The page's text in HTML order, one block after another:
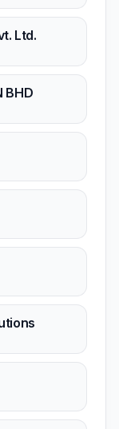
Ltd.
BHD